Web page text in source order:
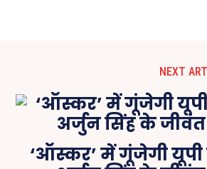
NEXT
‘ऑस्कर’ में गूंजेगी